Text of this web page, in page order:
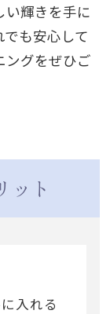
い輝きを手に
も安心して
ングをぜひご
ット
入れる